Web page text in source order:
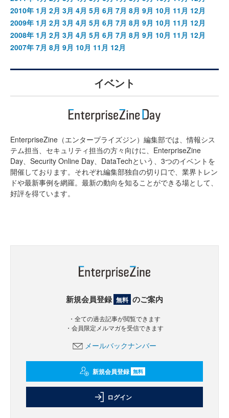
2010年 1月 2月 3月 4月 5月 6月 7月 8月 9月 10月 11月 12月
2009年 1月 2月 3月 4月 5月 6月 7月 8月 9月 10月 11月 12月
2008年 1月 2月 3月 4月 5月 6月 7月 8月 9月 10月 11月 12月
2007年 7月 8月 9月 10月 11月 12月
イベント
EnterpriseZine（エンタープライズジン）編集部では、情報シス
テム担当、セキュリティ担当の方々向けに、EnterpriseZine
Day、Security Online Day、DataTechという、3つのイベントを
開催しております。それぞれ編集部独自の切り口で、業界トレン
ドや最新事例を網羅。最新の動向を知ることができる場として、
好評を得ています。
新規会員登録 無料 のご案内
・全ての過去記事が閲覧できます
・会員限定メルマガを受信できます
メールバックナンバー
新規会員登録 無料
ログイン